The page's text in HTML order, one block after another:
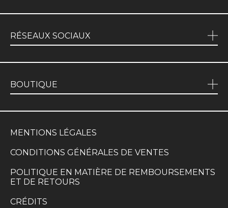
RÉSEAUX SOCIAUX
BOUTIQUE
MENTIONS LÉGALES
CONDITIONS GÉNÉRALES DE VENTES
POLITIQUE EN MATIÈRE DE REMBOURSEMENTS
ET DE RETOURS
CRÉDITS